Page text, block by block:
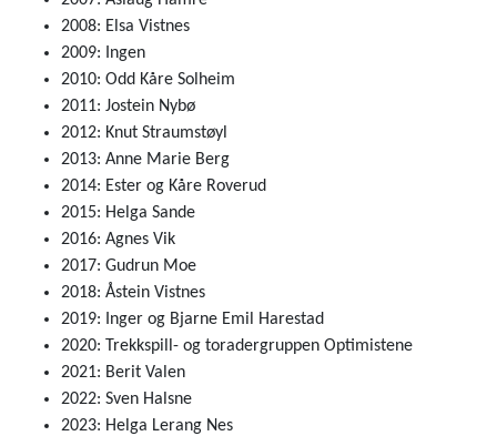
2008: Elsa Vistnes
2009: Ingen
2010: Odd Kåre Solheim
2011: Jostein Nybø
2012: Knut Straumstøyl
2013: Anne Marie Berg
2014: Ester og Kåre Roverud
2015: Helga Sande
2016: Agnes Vik
2017: Gudrun Moe
2018: Åstein Vistnes
2019: Inger og Bjarne Emil Harestad
2020: Trekkspill- og toradergruppen Optimistene
2021: Berit Valen
2022: Sven Halsne
2023: Helga Lerang Nes